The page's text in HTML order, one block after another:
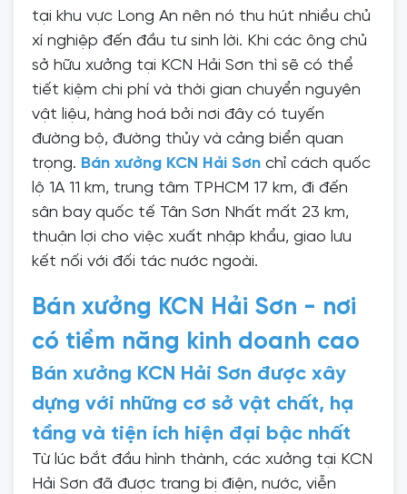
tại khu vực Long An nên nó thu hút nhiều chủ
xí nghiệp đến đầu tư sinh lời. Khi các ông chủ
sở hữu xưởng tại KCN Hải Sơn thì sẽ có thể
tiết kiệm chi phí và thời gian chuyển nguyên
vật liệu, hàng hoá bởi nơi đây có tuyến
đường bộ, đường thủy và cảng biển quan
trọng. Bán xưởng KCN Hải Sơn chỉ cách quốc
lộ 1A 11 km, trung tâm TPHCM 17 km, đi đến
sân bay quốc tế Tân Sơn Nhất mất 23 km,
thuận lợi cho việc xuất nhập khẩu, giao lưu
kết nối với đối tác nước ngoài.
Bán xưởng KCN Hải Sơn - nơi
có tiềm năng kinh doanh cao
Bán xưởng KCN Hải Sơn được xây
dựng với những cơ sở vật chất, hạ
tầng và tiện ích hiện đại bậc nhất
Từ lúc bắt đầu hình thành, các xưởng tại KCN
Hải Sơn đã được trang bị điện, nước, viễn